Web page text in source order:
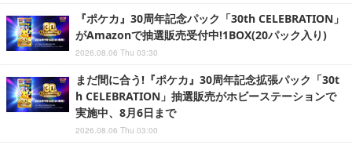
『ポケカ』30周年記念パック「30th CELEBRATION」
がAmazonで抽選販売受付中!1BOX(20パック入り)
2026.08.06 Thu 03:30
まだ間に合う!『ポケカ』30周年記念拡張パック「30t
h CELEBRATION」抽選販売がホビーステーションで
実施中、8月6日まで
2026.08.06 Thu 03:00